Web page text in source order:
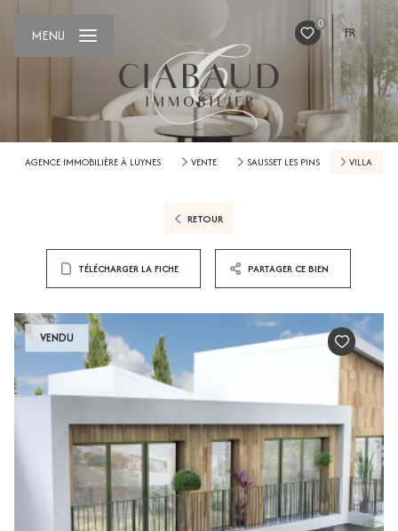
0
FR
MENU
AGENCE IMMOBILIÈRE À LUYNES VENTE SAUSSET LES PINS VILLA
RETOUR
TÉLÉCHARGER LA FICHE PARTAGER CE BIEN
VENDU